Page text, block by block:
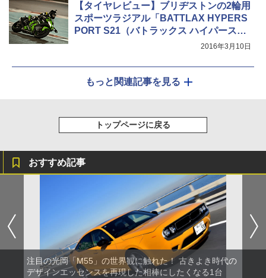
【タイヤレビュー】ブリヂストンの2輪用
スポーツラジアル「BATTLAX HYPERS
PORT S21（バトラックス ハイパースポ
2016年3月10日
もっと関連記事を見る
トップページに戻る
おすすめ記事
注目の光岡「M55」の世界観に触れた！ 古きよき時代の
デザインエッセンスを再現した相棒にしたくなる1台